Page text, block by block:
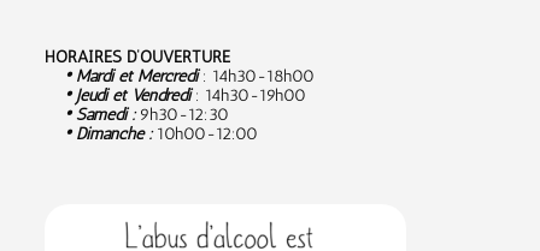
HORAIRES D’OUVERTURE
• Mardi et Mercredi: 14h30-18h00
• Jeudi et Vendredi: 14h30-19h00
• Samedi :9h30-12:30
• Dimanche :10h00-12:00